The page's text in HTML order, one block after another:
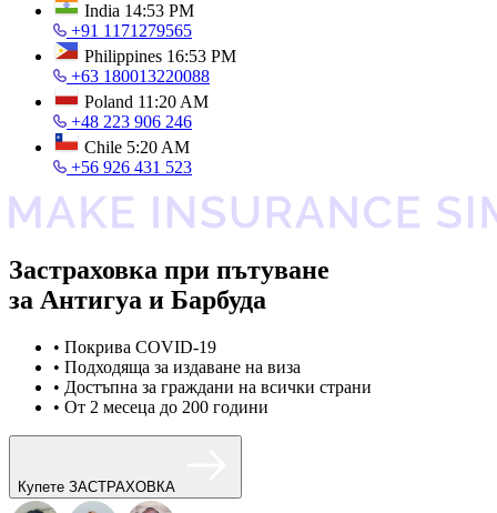
India 14:53 PM
+91 1171279565
Philippines 16:53 PM
+63 180013220088
Poland 11:20 AM
+48 223 906 246
Chile 5:20 AM
+56 926 431 523
Застраховка при пътуване
за Антигуа и Барбуда
• Покрива COVID-19
• Подходяща за издаване на виза
• Достъпна за граждани на всички страни
• От 2 месеца до 200 години
Купете ЗАСТРАХОВКА